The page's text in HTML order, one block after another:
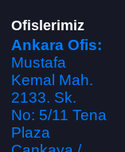
Ofislerimiz
Ankara Ofis:
Mustafa
Kemal Mah.
2133. Sk.
No: 5/11 Tena
Plaza